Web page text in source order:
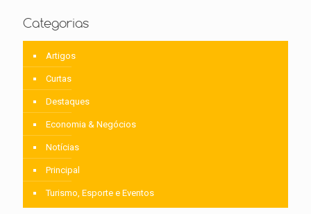
Categorias
Artigos
Curtas
Destaques
Economia & Negócios
Notícias
Principal
Turismo, Esporte e Eventos